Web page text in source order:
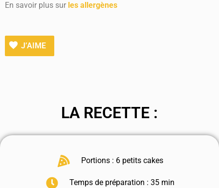
En savoir plus sur les allergènes
J’AIME
LA RECETTE :
Portions : 6 petits cakes
Temps de préparation : 35 min